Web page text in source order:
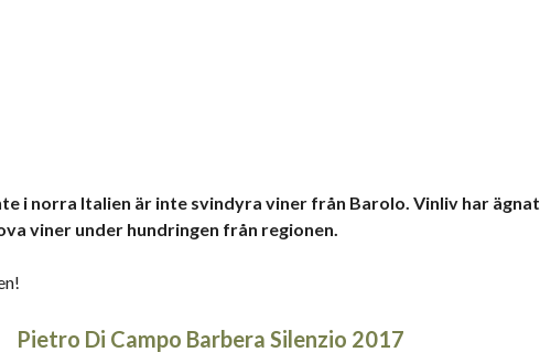
i norra Italien är inte svindyra viner från Barolo. Vinliv har ägnat
viner under hundringen från regionen.
Pietro Di Campo Barbera Silenzio 2017